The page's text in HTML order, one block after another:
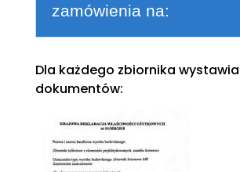
zamówienia na:
Dla każdego zbiornika
dokumentów: